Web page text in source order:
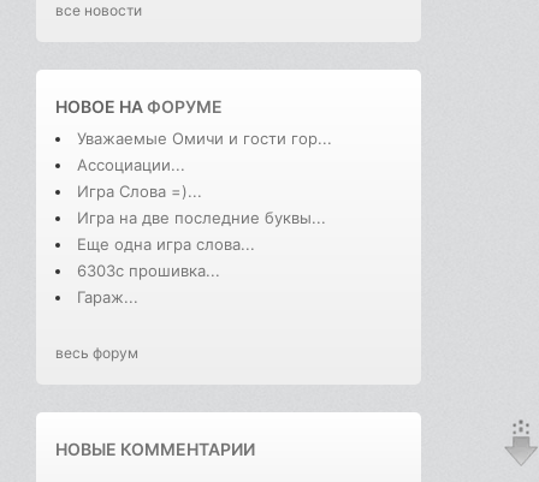
все новости
НОВОЕ НАФОРУМЕ
Уважаемые Омичи и гости гор...
Ассоциации...
Игра Слова =)...
Игра на две последние буквы...
Еще одна игра слова...
6303с прошивка...
Гараж...
весь форум
НОВЫЕ КОММЕНТАРИИ